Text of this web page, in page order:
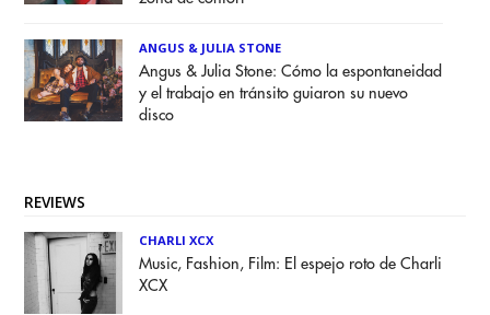
ANGUS & JULIA STONE
Angus & Julia Stone: Cómo la espontaneidad
y el trabajo en tránsito guiaron su nuevo
disco
REVIEWS
CHARLI XCX
Music, Fashion, Film: El espejo roto de Charli
XCX